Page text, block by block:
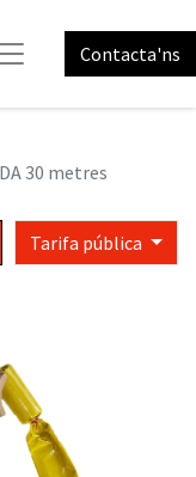
Contacta'ns
30 metres
Tarifa pública